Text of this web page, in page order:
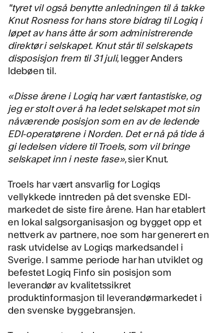
"tyret vil også benytte anledningen til å takke
Knut Rosness for hans store bidrag til Logiq i
løpet av hans åtte år som administrerende
direktør i selskapet. Knut står til selskapets
disposisjon frem til 31juli,legger Anders
Idebøen til.
«Disse årene i Logiq har vært fantastiske, og
jeg er stolt over å ha ledet selskapet mot sin
nåværende posisjon som en av de ledende
EDI-operatørene i Norden. Det er nå på tide å
gi ledelsen videre til Troels, som vil bringe
selskapet inn i neste fase»,sier Knut.
Troels har vært ansvarlig for Logiqs
vellykkede inntreden på det svenske EDI-
markedet de siste fire årene. Han har etablert
en lokal salgsorganisasjon og bygget opp et
nettverk av partnere, noe som har generert en
rask utvidelse av Logiqs markedsandel i
Sverige. I samme periode har han utviklet og
befestet Logiq Finfo sin posisjon som
leverandør av kvalitetssikret
produktinformasjon til leverandørmarkedet i
den svenske byggebransjen.